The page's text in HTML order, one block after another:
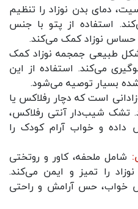
دمای بدن نوزاد را تنظیم
استفاده از پتو با جنس
نوزاد کمک می‌کند.
طبیعی جمجمه نوزاد کمک
می‌کند. استفاده از این
شده بسیار توصیه می‌شود.
است که دچار رفلاکس یا
تشک شیب‌دار آنتی رفلاکس،
و خواب آرام کودک را
شامل ملحفه، کاور و روتختی
را تمیز و ایمن می‌کند.
خواب، حس آرامش و راحتی